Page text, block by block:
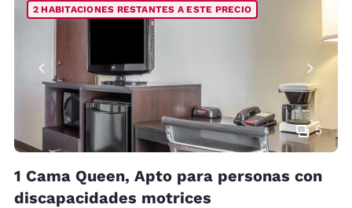
5
2 HABITACIONES RESTANTES A ESTE PRECIO
1 Cama Queen, Apto para personas con
discapacidades motrices